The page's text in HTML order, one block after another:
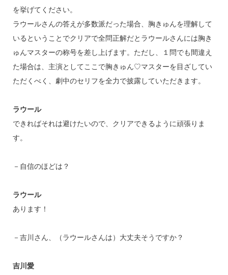
を挙げてください。
ラウールさんの答えが多数派だった場合、胸きゅんを理解して
いるということでクリアで全問正解だとラウールさんには胸き
ゅんマスターの称号を差し上げます。ただし、１問でも間違え
た場合は、主演としてここで胸きゅん♡マスターを目ざしてい
ただくべく、劇中のセリフを全力で披露していただきます。
ラウール
できればそれは避けたいので、クリアできるように頑張りま
す。
－自信のほどは？
ラウール
あります！
－吉川さん、（ラウールさんは）大丈夫そうですか？
吉川愛